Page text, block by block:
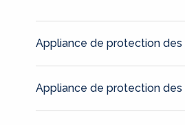
Appliance de protection
Appliance de protection